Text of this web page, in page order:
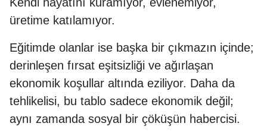
üretime katılamıyor.
Eğitimde olanlar ise başka bir çıkmazın içinde;
derinleşen fırsat eşitsizliği ve ağırlaşan
ekonomik koşullar altında eziliyor. Daha da
tehlikelisi, bu tablo sadece ekonomik değil;
aynı zamanda sosyal bir çöküşün habercisi.